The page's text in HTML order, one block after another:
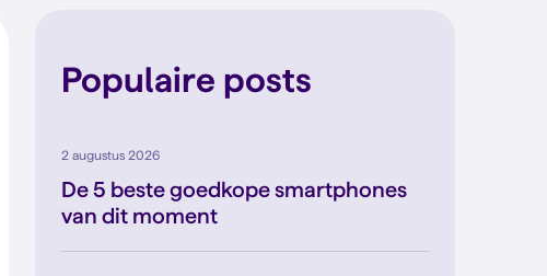
Populaire posts
2 augustus 2026
De 5 beste goedkope smartphones
van dit moment